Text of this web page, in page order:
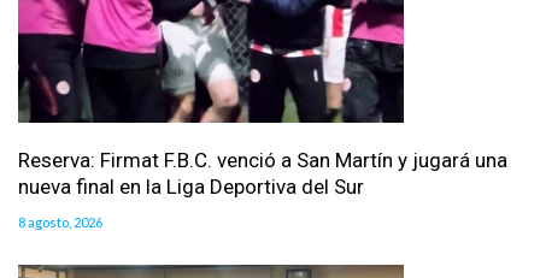
Reserva: Firmat F.B.C. venció a San Martín y jugará una
nueva final en la Liga Deportiva del Sur
8 agosto, 2026